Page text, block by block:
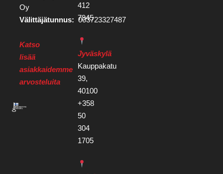
Oy
Välittäjätunnus: 003723327487
Katso
lisää
asiakkaidemme
arvosteluita
412
7945
Jyväskylä
Kauppakatu
39,
40100
+358
50
304
1705